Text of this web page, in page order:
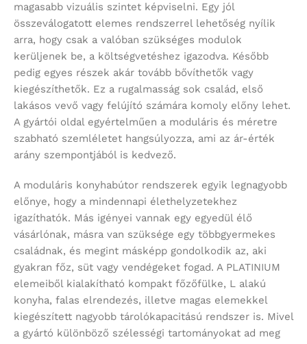
magasabb vizuális szintet képviselni. Egy jól
összeválogatott elemes rendszerrel lehetőség nyílik
arra, hogy csak a valóban szükséges modulok
kerüljenek be, a költségvetéshez igazodva. Később
pedig egyes részek akár tovább bővíthetők vagy
kiegészíthetők. Ez a rugalmasság sok család, első
lakásos vevő vagy felújító számára komoly előny lehet.
A gyártói oldal egyértelműen a moduláris és méretre
szabható szemléletet hangsúlyozza, ami az ár-érték
arány szempontjából is kedvező.
A moduláris konyhabútor rendszerek egyik legnagyobb
előnye, hogy a mindennapi élethelyzetekhez
igazíthatók. Más igényei vannak egy egyedül élő
vásárlónak, másra van szüksége egy többgyermekes
családnak, és megint másképp gondolkodik az, aki
gyakran főz, süt vagy vendégeket fogad. A PLATINIUM
elemeiből kialakítható kompakt főzőfülke, L alakú
konyha, falas elrendezés, illetve magas elemekkel
kiegészített nagyobb tárolókapacitású rendszer is. Mivel
a gyártó különböző szélességi tartományokat ad meg